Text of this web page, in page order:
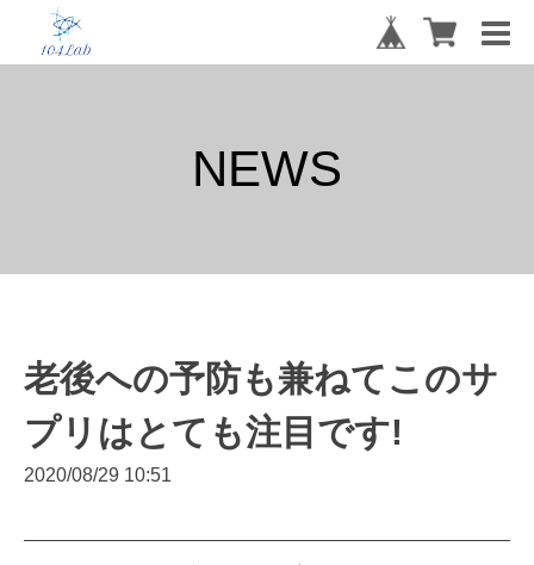
NEWS
老後への予防も兼ねてこのサ
プリはとても注目です!
2020/08/29 10:51